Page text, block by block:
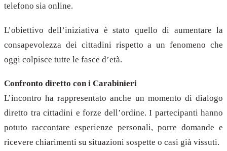
telefono sia online.
L’obiettivo dell’iniziativa è stato quello di aumentare la
consapevolezza dei cittadini rispetto a un fenomeno che
oggi colpisce tutte le fasce d’età.
Confronto diretto con i Carabinieri
L’incontro ha rappresentato anche un momento di dialogo
diretto tra cittadini e forze dell’ordine. I partecipanti hanno
potuto raccontare esperienze personali, porre domande e
ricevere chiarimenti su situazioni sospette o casi già vissuti.